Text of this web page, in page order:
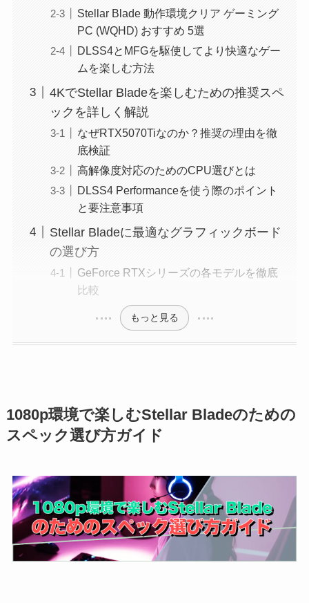
Stellar Blade 動作環境クリア ゲーミング
PC (WQHD) おすすめ 5選
DLSS4とMFGを駆使してより快適なゲー
ムを楽しむ方法
4KでStellar Bladeを楽しむための推奨スペ
ックを詳しく解説
なぜRTX5070Tiなのか？推奨の理由を徹
底検証
高解像度対応のためのCPU選びとは
DLSS4 Performanceを使う際のポイント
と要注意事項
Stellar Bladeに最適なグラフィックボード
の選び方
GeForce RTXシリーズの各モデルを徹底
比較
もっと見る
1080p環境で楽しむStellar Bladeのための
スペック選び方ガイド